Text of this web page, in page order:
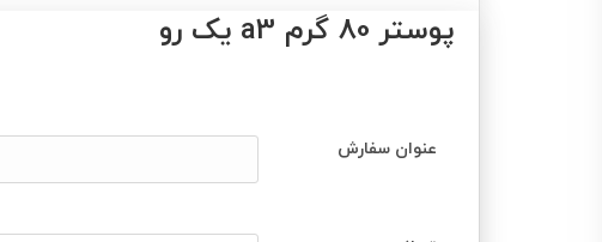
پوستر 80 گرم a3 یک رو
عنوان سفارش